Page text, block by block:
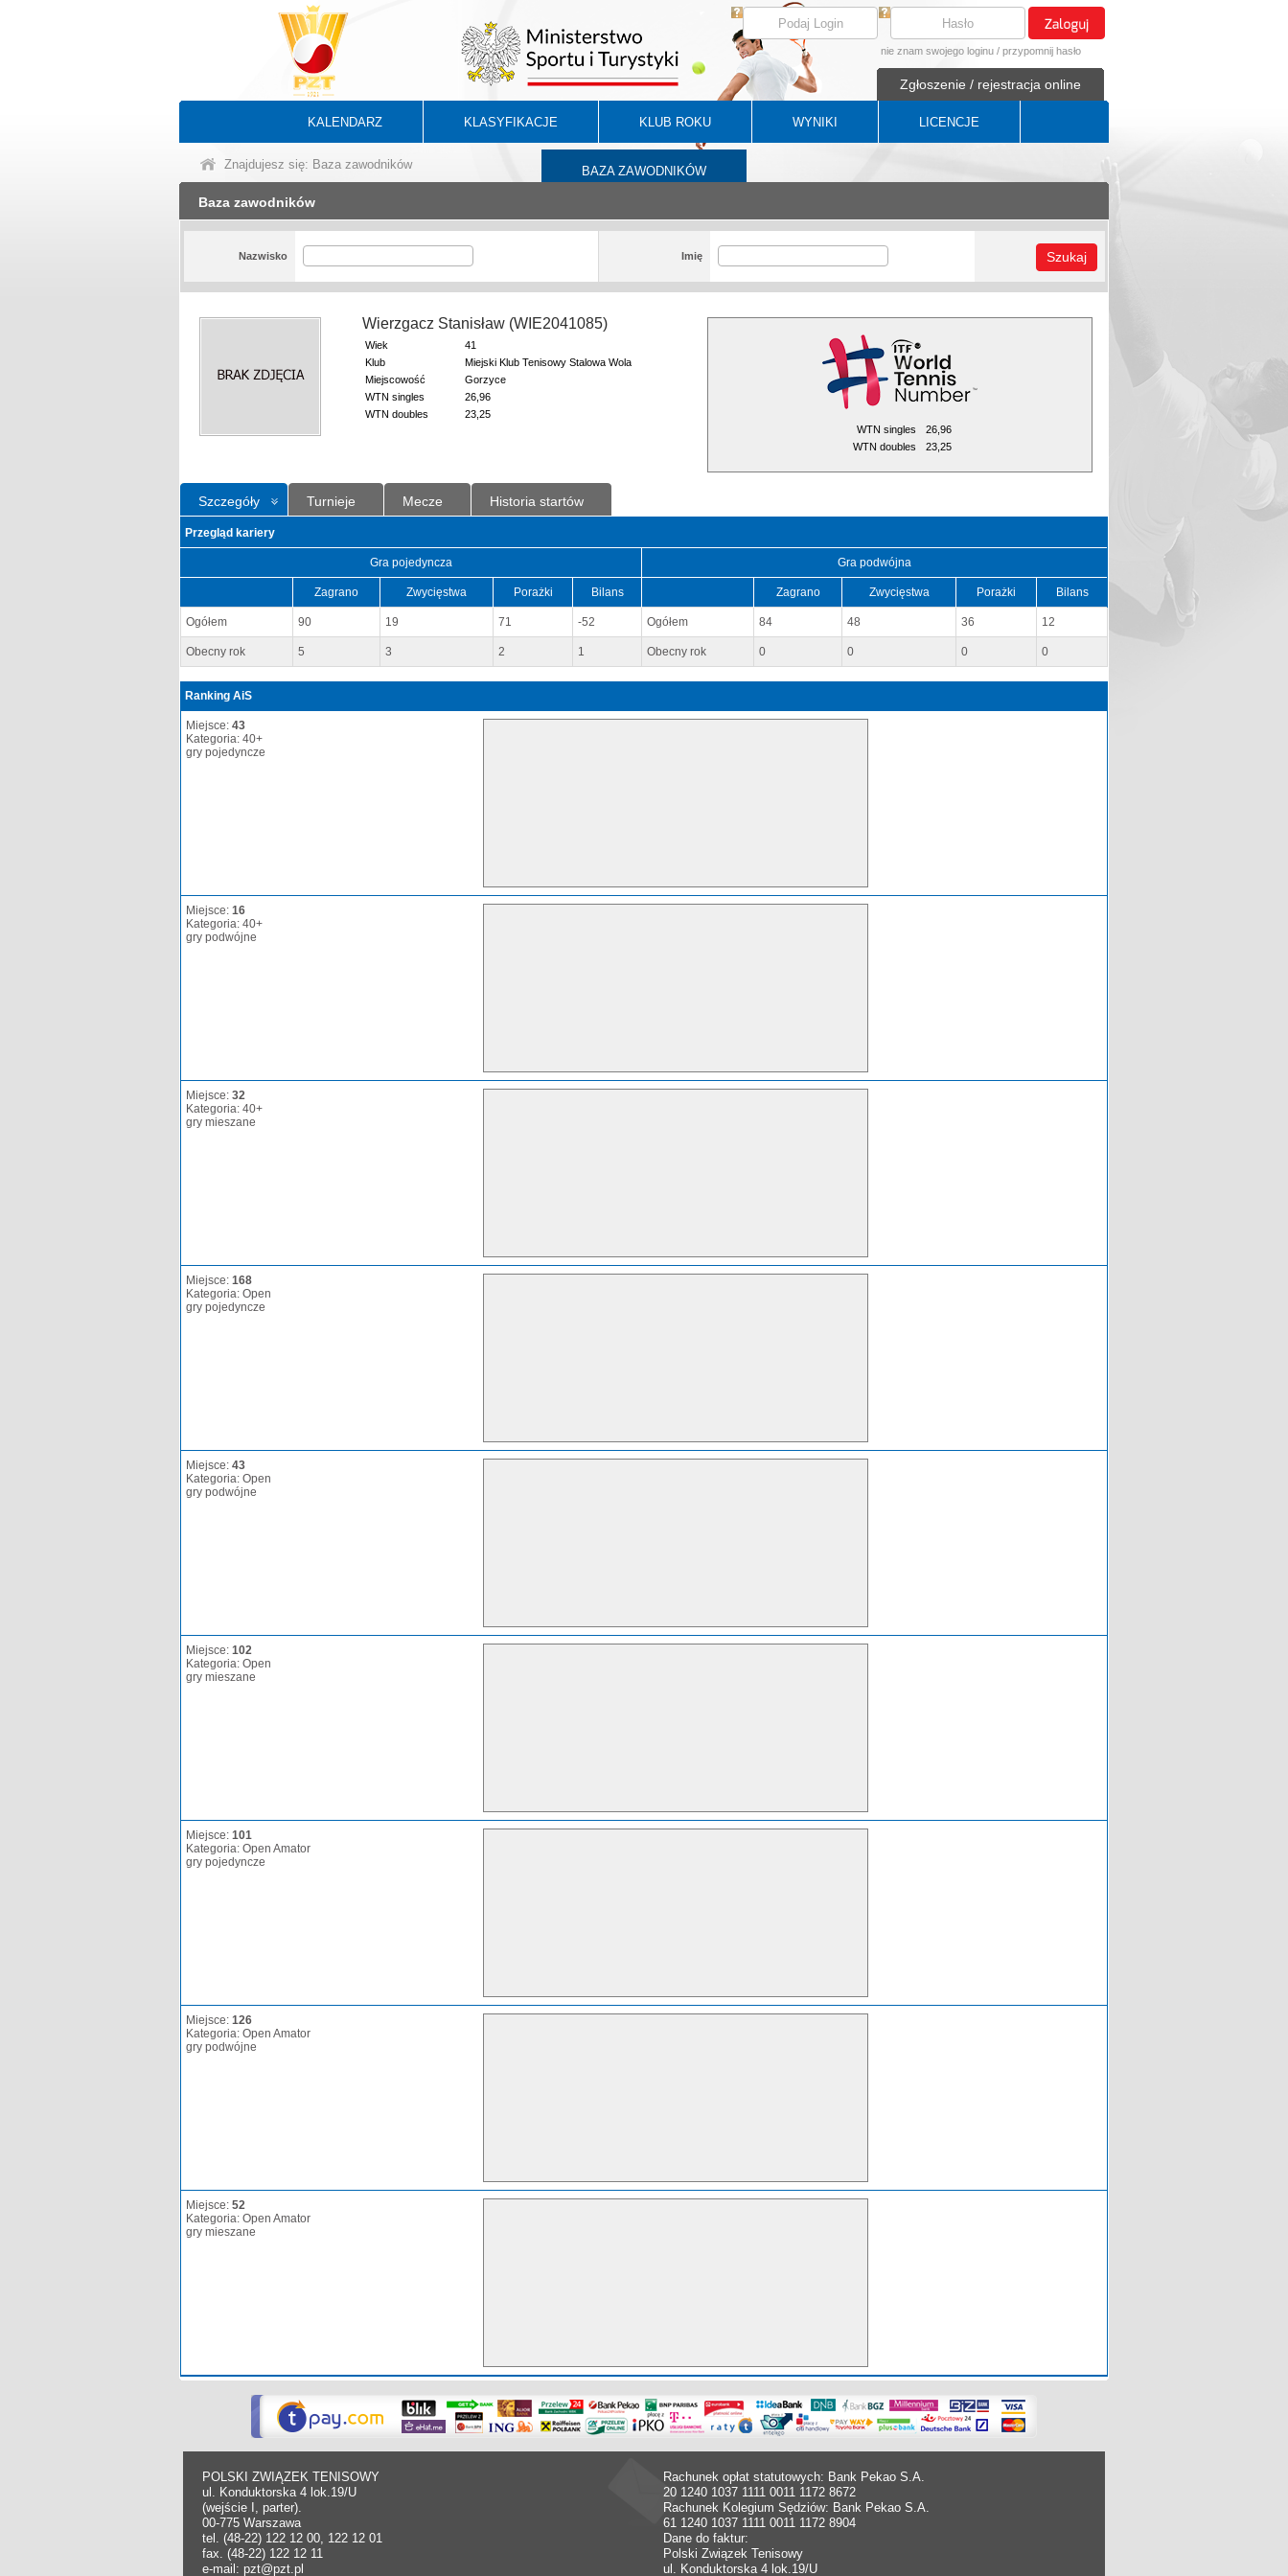
nie znam swojego loginu / przypomnij hasło
Zgłoszenie / rejestracja online
KALENDARZ KLASYFIKACJE KLUB ROKU WYNIKI LICENCJE
BAZA ZAWODNIKÓW
Znajdujesz się: Baza zawodników
Baza zawodników
Nazwisko Imię Szukaj
Wierzgacz Stanisław (WIE2041085)
Wiek
41
Klub
Miejski Klub Tenisowy Stalowa Wola
Miejscowość
Gorzyce
WTN singles
26,96
WTN doubles
23,25
WTN singles
26,96
WTN doubles
23,25
Szczegóły Turnieje Mecze Historia startów
Przegląd kariery
Gra pojedyncza Gra podwójna
Zagrano Zwycięstwa Porażki Bilans Zagrano Zwycięstwa Porażki Bilans
Ogółem 90 19 71 -52 Ogółem 84 48 36 12
Obecny rok 5 3 2 1 Obecny rok 0 0 0 0
Ranking AiS
Miejsce: 43
Kategoria: 40+
gry pojedyncze
Miejsce: 16
Kategoria: 40+
gry podwójne
Miejsce: 32
Kategoria: 40+
gry mieszane
Miejsce: 168
Kategoria: Open
gry pojedyncze
Miejsce: 43
Kategoria: Open
gry podwójne
Miejsce: 102
Kategoria: Open
gry mieszane
Miejsce: 101
Kategoria: Open Amator
gry pojedyncze
Miejsce: 126
Kategoria: Open Amator
gry podwójne
Miejsce: 52
Kategoria: Open Amator
gry mieszane
POLSKI ZWIĄZEK TENISOWY
ul. Konduktorska 4 lok.19/U
(wejście I, parter).
00-775 Warszawa
tel. (48-22) 122 12 00, 122 12 01
fax. (48-22) 122 12 11
e-mail: pzt@pzt.pl
Rachunek opłat statutowych: Bank Pekao S.A.
20 1240 1037 1111 0011 1172 8672
Rachunek Kolegium Sędziów: Bank Pekao S.A.
61 1240 1037 1111 0011 1172 8904
Dane do faktur:
Polski Związek Tenisowy
ul. Konduktorska 4 lok.19/U